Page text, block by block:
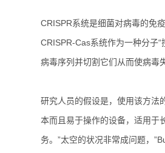
CRISPR系统是细菌对病毒的免
CRISPR-Cas系统作为一种分子“
病毒序列并切割它们从而使病毒
研究人员的假设是，使用该方法
本而且易于操作的设备，适用于
务。”太空的状况非常成问题，